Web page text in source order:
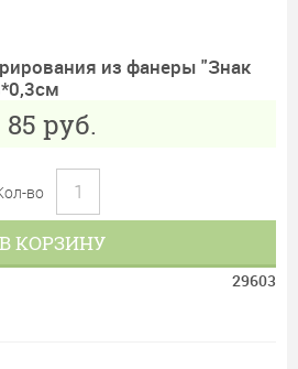
из фанеры "Знак
85 руб.
во
В КОРЗИНУ
29603